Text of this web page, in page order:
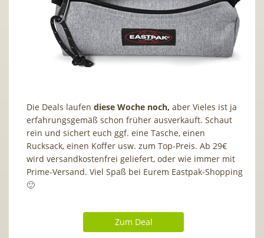
Die Deals laufen diese Woche noch, aber Vieles ist ja
erfahrungsgemäß schon früher ausverkauft. Schaut
rein und sichert euch ggf. eine Tasche, einen
Rucksack, einen Koffer usw. zum Top-Preis. Ab 29€
wird versandkostenfrei geliefert, oder wie immer mit
Prime-Versand. Viel Spaß bei Eurem Eastpak-Shopping
🙂
Zum Deal